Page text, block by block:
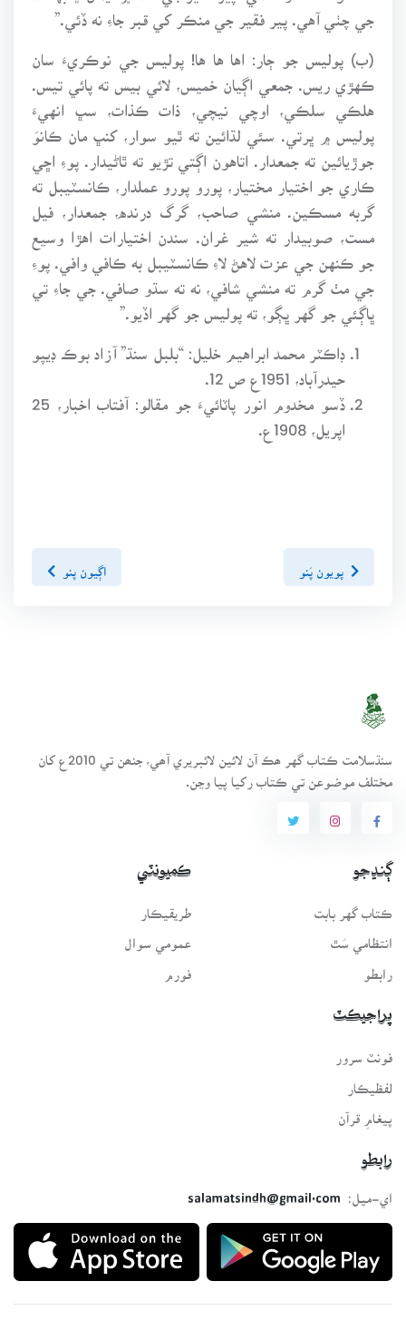
جي چٺي آهي. پير فقير جي منڪر کي قبر جاءِ نه ڏئي.”
(ب) پوليس جو ڄار: اها ها ها! پوليس جي نوڪريءَ سان
ڪهڙي ريس. جمعي اڳيان خميس، لائي بيس ته پائي تيس.
هلڪي سلڪي، اوچي نيچي، ذات ڪذات، سڀ انهيءَ
پوليس ۾ ڀرتي. سئي لڌائين ته ٿيو سوار، کنڀ مان ڪانوَ
جوڙيائين ته جمعدار. اتاهون اڳتي تڙيو ته ٿاڻيدار. پوءِ اڇي
ڪاري جو اختيار مختيار، پورو پورو عملدار، ڪانسٽيبل ته
گربه مسڪين. منشي صاحب، گرگ درنده، جمعدار، فيل
مست، صوبيدار ته شير غران. سندن اختيارات اهڙا وسيع
جو ڪنهن جي عزت لاهڻ لاءِ ڪانسٽيبل به ڪافي وافي. پوءِ
جي مٺ گرم ته منشي شافي، نه ته سڌو صافي. جي جاءِ تي
ڀاڳئي جو گهر ڀڳو، ته پوليس جو گهر اڏيو.”
ڊاڪٽر محمد ابراهيم خليل: “بلبل سنڌ” آزاد بوڪ ڊيپو
حيدرآباد، 1951ع ص 12.
اپريل، 1908ع.
اڳيون پنو
سنڌسلامت ڪتاب گهر ھڪ آن لائين لائبريري آھي، جنھن تي 2010ع کان
مختلف موضوعن تي ڪتاب رکيا پيا وڃن.
ڳنڍجو
ڪتاب گهر بابت
انتظامي سَٿ
رابطو
ڪميونٽي
طريقيڪار
عمومي سوال
فورم
پراجيڪٽ
فونٽ سرور
لفظيڪار
پيغامِ قرآن
رابطو
اي-ميل:
salamatsindh@gmail.com